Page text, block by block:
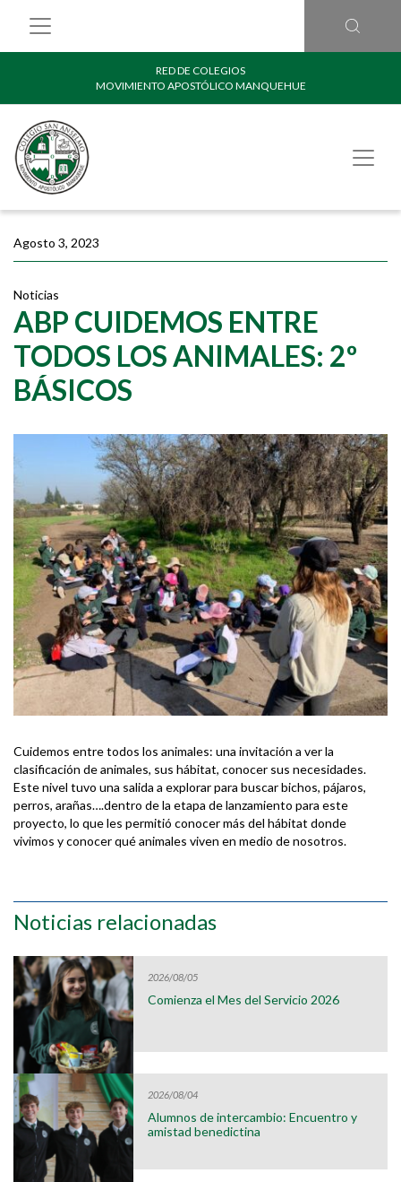
RED DE COLEGIOS
MOVIMIENTO APOSTÓLICO MANQUEHUE
Agosto 3, 2023
Noticias
ABP CUIDEMOS ENTRE
TODOS LOS ANIMALES: 2º
BÁSICOS
Cuidemos entre todos los animales: una invitación a ver la
clasificación de animales, sus hábitat, conocer sus necesidades.
Este nivel tuvo una salida a explorar para buscar bichos, pájaros,
perros, arañas….dentro de la etapa de lanzamiento para este
proyecto, lo que les permitió conocer más del hábitat donde
vivimos y conocer qué animales viven en medio de nosotros.
Noticias relacionadas
2026/08/05
Comienza el Mes del Servicio 2026
2026/08/04
Alumnos de intercambio: Encuentro y
amistad benedictina